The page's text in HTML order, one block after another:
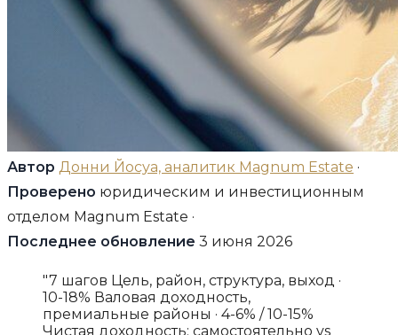
Автор Донни Йосуа, аналитик Magnum Estate ·
Проверено юридическим и инвестиционным
отделом Magnum Estate ·
Последнее обновление 3 июня 2026
"7 шагов Цель, район, структура, выход ·
10-18% Валовая доходность,
премиальные районы · 4-6% / 10-15%
Чистая доходность: самостоятельно vs